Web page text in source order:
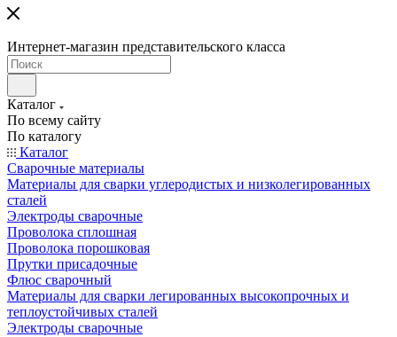
Интернет-магазин представительского класса
Каталог
По всему сайту
По каталогу
Каталог
Сварочные материалы
Материалы для сварки углеродистых и низколегированных
сталей
Электроды сварочные
Проволока сплошная
Проволока порошковая
Прутки присадочные
Флюс сварочный
Материалы для сварки легированных высокопрочных и
теплоустойчивых сталей
Электроды сварочные